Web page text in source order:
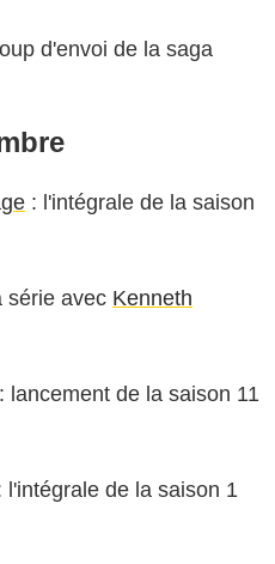
d'envoi de la saga
: l'intégrale de la saison
série avec Kenneth
: lancement de la saison 11
l'intégrale de la saison 1